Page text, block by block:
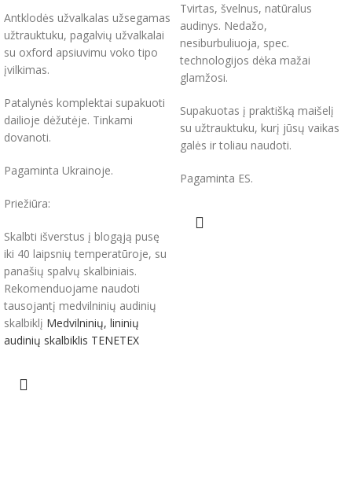
Antklodės užvalkalas užsegamas
užtrauktuku, pagalvių užvalkalai
su oxford apsiuvimu voko tipo
įvilkimas.
Patalynės komplektai supakuoti
dailioje dėžutėje. Tinkami
dovanoti.
Pagaminta Ukrainoje.
Priežiūra:
Skalbti išverstus į blogąją pusę
iki 40 laipsnių temperatūroje, su
panašių spalvų skalbiniais.
Rekomenduojame naudoti
tausojantį medvilninių audinių
skalbiklį Medvilninių, lininių
audinių skalbiklis TENETEX
Tvirtas, švelnus, natūralus
audinys. Nedažo,
nesiburbuliuoja, spec.
technologijos dėka mažai
glamžosi.
Supakuotas į praktišką maišelį
su užtrauktuku, kurį jūsų vaikas
galės ir toliau naudoti.
Pagaminta ES.